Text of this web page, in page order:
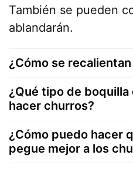
También se pueden
ablandarán.
¿Cómo se
¿Qué tipo de
hacer churros?
¿Cómo puedo hacer
pegue mejor a los